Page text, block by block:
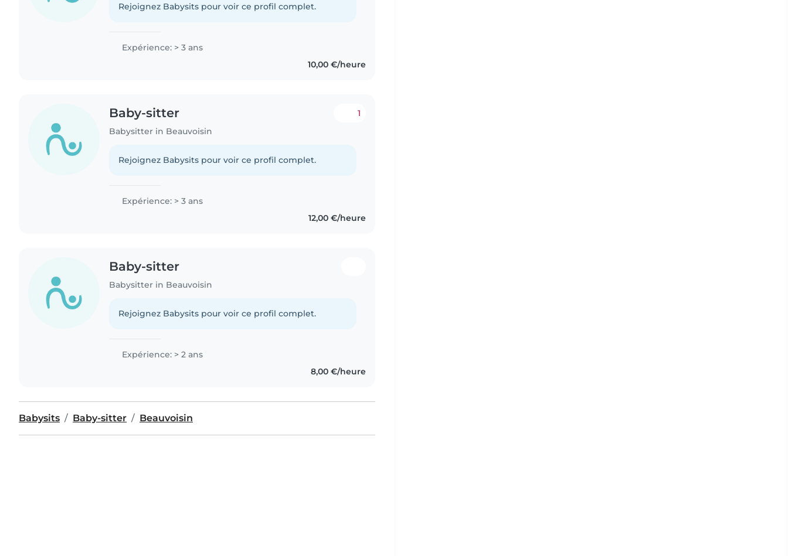
Rejoignez Babysits pour voir ce profil complet.
Expérience: > 3 ans
10,00 €/heure
Baby-sitter
Babysitter in Beauvoisin
1
Rejoignez Babysits pour voir ce profil complet.
Expérience: > 3 ans
12,00 €/heure
Baby-sitter
Babysitter in Beauvoisin
Rejoignez Babysits pour voir ce profil complet.
Expérience: > 2 ans
8,00 €/heure
Babysits Baby-sitter Beauvoisin